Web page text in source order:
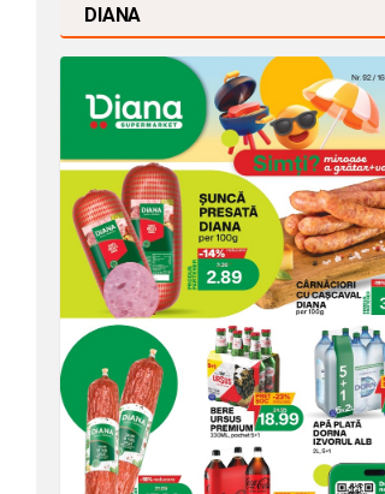
DIANA